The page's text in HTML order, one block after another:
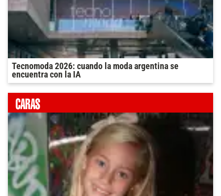
Tecnomoda 2026: cuando la moda argentina se
encuentra con la IA